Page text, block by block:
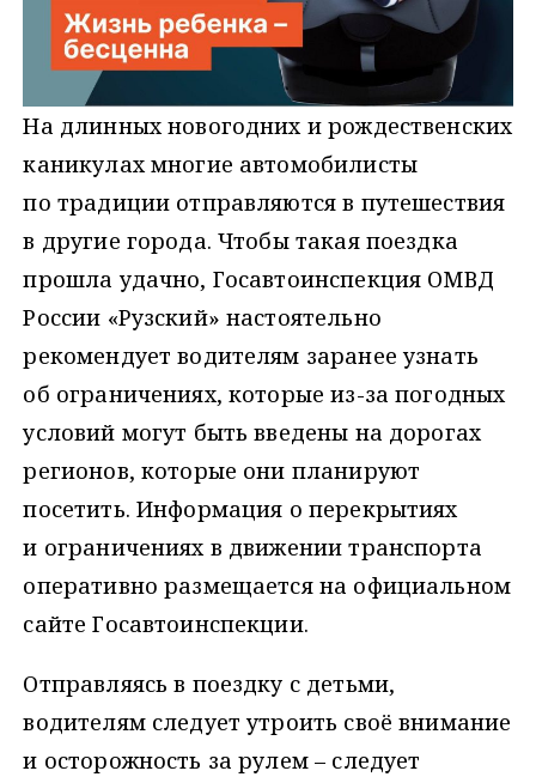
На длинных новогодних и рождественских
каникулах многие автомобилисты
по традиции отправляются в путешествия
в другие города. Чтобы такая поездка
прошла удачно, Госавтоинспекция ОМВД
России «Рузский» настоятельно
рекомендует водителям заранее узнать
об ограничениях, которые из-за погодных
условий могут быть введены на дорогах
регионов, которые они планируют
посетить. Информация о перекрытиях
и ограничениях в движении транспорта
оперативно размещается на официальном
сайте Госавтоинспекции.
Отправляясь в поездку с детьми,
водителям следует утроить своё внимание
и осторожность за рулем – следует